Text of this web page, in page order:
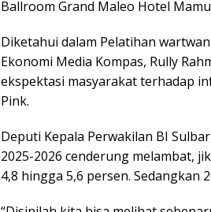
Ballroom Grand Maleo Hotel
Diketahui dalam Pelatihan
Ekonomi Media Kompas, Rully
ekspektasi masyarakat terhadap
Pink.
Deputi Kepala Perwakilan BI
2025-2026 cenderung melambat,
4,8 hingga 5,6 persen. Sedangkan